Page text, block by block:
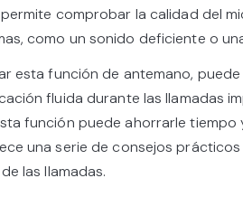
comprobar la calidad del
como un sonido deficiente o
esta función de antemano,
fluida durante las llamadas
función puede ahorrarle tiempo
una serie de consejos
las llamadas.